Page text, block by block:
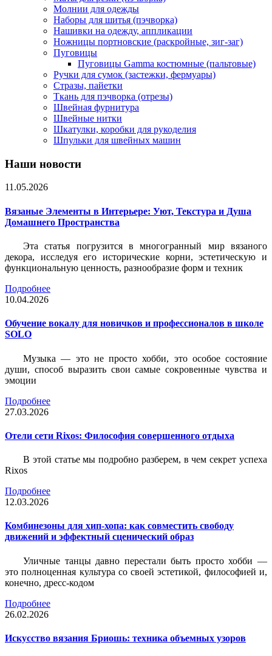
Молнии для одежды
Наборы для шитья (пэчворка)
Нашивки на одежду, аппликации
Ножницы портновские (раскройные, зиг-заг)
Пуговицы
Пуговицы Gamma костюмные (пальтовые)
Ручки для сумок (застежки, фермуары)
Стразы, пайетки
Ткань для пэчворка (отрезы)
Швейная фурнитура
Швейные нитки
Шкатулки, коробки для рукоделия
Шпульки для швейных машин
Наши новости
11.05.2026
Вязаные Элементы в Интерьере: Уют, Текстура и Душа
Домашнего Пространства
Эта статья погрузится в многогранный мир вязаного
декора, исследуя его исторические корни, эстетическую и
функциональную ценность, разнообразие форм и техник
Подробнее
10.04.2026
Обучение вокалу для новичков и профессионалов в школе
SOLO
Музыка — это не просто хобби, это особое состояние
души, способ выразить свои самые сокровенные чувства и
эмоции
Подробнее
27.03.2026
Отели сети Rixos: Философия совершенного отдыха
В этой статье мы подробно разберем, в чем секрет успеха
Rixos
Подробнее
12.03.2026
Комбинезоны для хип-хопа: как совместить свободу
движений и эффектный сценический образ
Уличные танцы давно перестали быть просто хобби —
это полноценная культура со своей эстетикой, философией и,
конечно, дресс-кодом
Подробнее
26.02.2026
Искусство вязания Бриошь: техника объемных узоров